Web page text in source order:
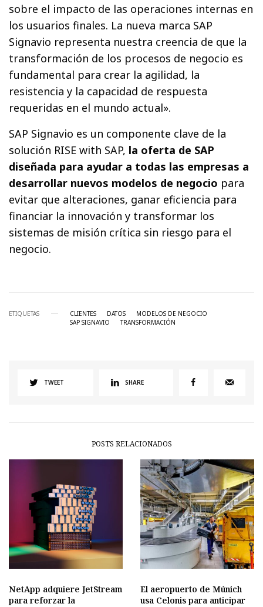
sobre el impacto de las operaciones internas en
los usuarios finales. La nueva marca SAP
Signavio representa nuestra creencia de que la
transformación de los procesos de negocio es
fundamental para crear la agilidad, la
resistencia y la capacidad de respuesta
requeridas en el mundo actual».
SAP Signavio es un componente clave de la
solución RISE with SAP, la oferta de SAP
diseñada para ayudar a todas las empresas a
desarrollar nuevos modelos de negocio para
evitar que alteraciones, ganar eficiencia para
financiar la innovación y transformar los
sistemas de misión crítica sin riesgo para el
negocio.
ETIQUETAS CLIENTES DATOS
MODELOS DE NEGOCIO
SAP SIGNAVIO
TRANSFORMACIÓN
TWEET SHARE
POSTS RELACIONADOS
NetApp adquiere JetStream
para reforzar la
El aeropuerto de Múnich
usa Celonis para anticipar